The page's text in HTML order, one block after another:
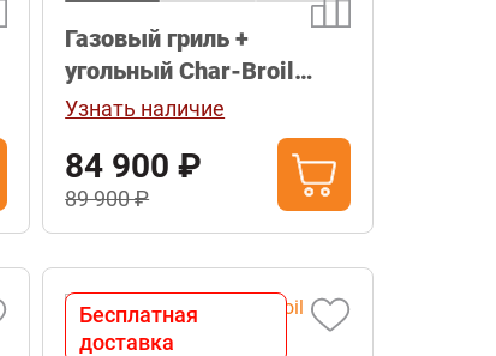
Газовый гриль +
угольный Char-Broil
Gas2Coal Hybrid 3B
Узнать наличие
84 900 ₽
89 900 ₽
Бесплатная
доставка